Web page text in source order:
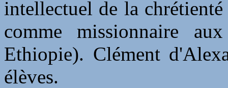
intellectuel de la
comme missionnaire
Ethiopie). Clément
élèves.